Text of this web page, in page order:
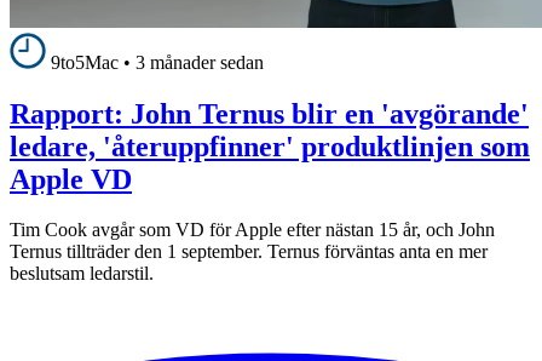
9to5Mac • 3 månader sedan
Rapport: John Ternus blir en 'avgörande'
ledare, 'återuppfinner' produktlinjen som
Apple VD
Tim Cook avgår som VD för Apple efter nästan 15 år, och John
Ternus tillträder den 1 september. Ternus förväntas anta en mer
beslutsam ledarstil.